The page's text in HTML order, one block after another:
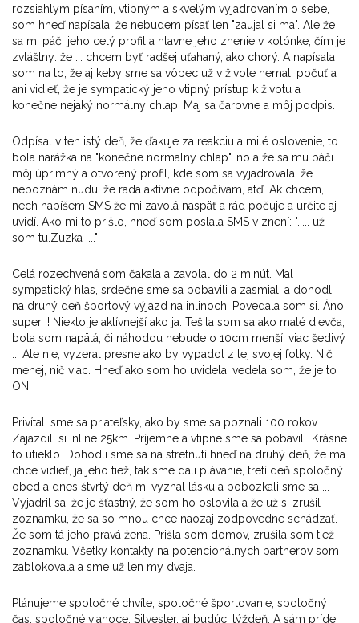
rozsiahlym písaním, vtipným a skvelým vyjadrovaním o sebe,
som hneď napísala, že nebudem písať len "zaujal si ma". Ale že
sa mi páči jeho celý profil a hlavne jeho znenie v kolónke, čím je
zvláštny: že ... chcem byť radšej uťahaný, ako chorý. A napísala
som na to, že aj keby sme sa vôbec už v živote nemali počuť a ​​
ani vidieť, že je sympatický jeho vtipný prístup k životu a
konečne nejaký normálny chlap. Maj sa čarovne a môj podpis.
Odpísal v ten istý deň, že ďakuje za reakciu a milé oslovenie, to
bola narážka na "konečne normalny chlap", no a že sa mu páči
môj úprimný a otvorený profil, kde som sa vyjadrovala, že
nepoznám nudu, že rada aktívne odpočívam, atď. Ak chcem,
nech napíšem SMS že mi zavolá naspäť a rád počuje a určite aj
uvidí. Ako mi to prišlo, hneď som poslala SMS v znení: "..... už
som tu.Zuzka ...."
Celá rozechvená som čakala a zavolal do 2 minút. Mal
sympatický hlas, srdečne sme sa pobavili a zasmiali a dohodli
na druhý deň športový výjazd na inlinoch. Povedala som si. Áno
super !! Niekto je aktívnejší ako ja. Tešila som sa ako malé dievča,
bola som napätá, či náhodou nebude o 10cm menší, viac šedivý
... Ale nie, vyzeral presne ako by vypadol z tej svojej fotky. Nič
menej, nič viac. Hneď ako som ho uvidela, vedela som, že je to
ON.
Privítali sme sa priateľsky, ako by sme sa poznali 100 rokov.
Zajazdili si Inline 25km. Príjemne a vtipne sme sa pobavili. Krásne
to utieklo. Dohodli sme sa na stretnutí hneď na druhý deň, že ma
chce vidieť, ja jeho tiež, tak sme dali plávanie, tretí deň spoločný
obed a dnes štvrtý deň mi vyznal lásku a pobozkali sme sa ...
Vyjadril sa, že je šťastný, že som ho oslovila a že už si zrušil
zoznamku, že sa so mnou chce naozaj zodpovedne schádzať.
Že som tá jeho pravá žena. Prišla som domov, zrušila som tiež
zoznamku. Všetky kontakty na potencionálnych partnerov som
zablokovala a sme už len my dvaja.
Plánujeme spoločné chvíle, spoločné športovanie, spoločný
čas, spoločné vianoce, Silvester, aj budúci týždeň. A sám príde